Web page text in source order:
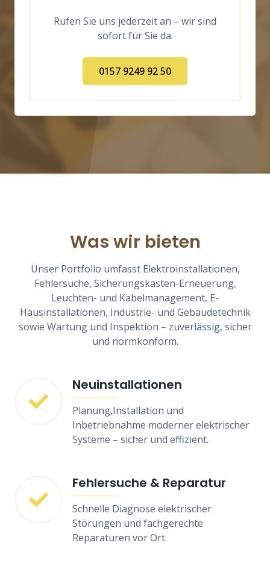
Rufen Sie uns jederzeit an – wir sind
sofort für Sie da.
0157 9249 92 50
Was wir bieten
Unser Portfolio umfasst Elektroinstallationen,
Fehlersuche, Sicherungskasten-Erneuerung,
Leuchten- und Kabelmanagement, E-
Hausinstallationen, Industrie- und Gebäudetechnik
sowie Wartung und Inspektion – zuverlässig, sicher
und normkonform.
Neuinstallationen
Planung,Installation und
Inbetriebnahme moderner elektrischer
Systeme – sicher und effizient.
Fehlersuche & Reparatur
Schnelle Diagnose elektrischer
Störungen und fachgerechte
Reparaturen vor Ort.